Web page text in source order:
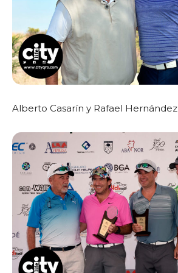
Alberto Casarín y Rafael Hernández